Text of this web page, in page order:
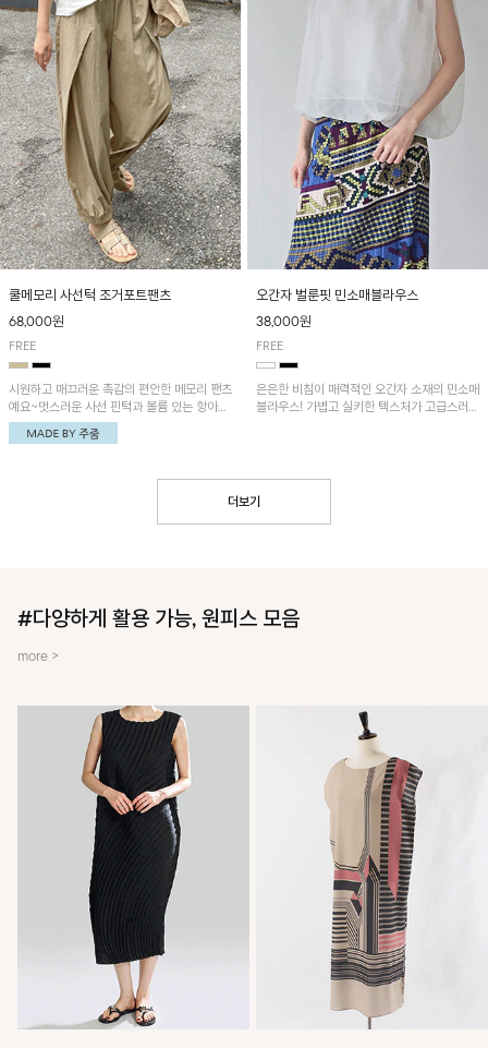
쿨메모리 사선턱 조거포트팬츠
68,000원
FREE
시원하고 매끄러운 촉감의 편안한 메모리 팬츠
예요~멋스러운 사선 핀턱과 볼륨 있는 항아리
핏이 유니크한 아이템!
오간자 벌룬핏 민소매블라우스
38,000원
FREE
은은한 비침이 매력적인 오간자 소재의 민소매
블라우스! 가볍고 실키한 텍스처가 고급스러운
더보기
#다양하게 활용 가능, 원피스 모음
more >